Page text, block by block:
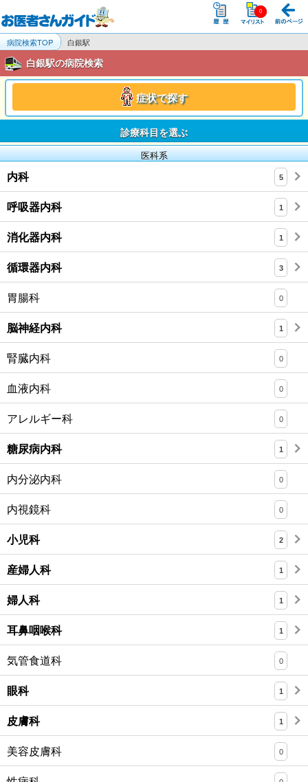
病院検索TOP 白銀駅
白銀駅の病院検索
症状で探す
診療科目を選ぶ
医科系
内科 5
呼吸器内科 1
消化器内科 1
循環器内科 3
胃腸科 0
脳神経内科 1
腎臓内科 0
血液内科 0
アレルギー科 0
糖尿病内科 1
内分泌内科 0
内視鏡科 0
小児科 2
産婦人科 1
婦人科 1
耳鼻咽喉科 1
気管食道科 0
眼科 1
皮膚科 1
美容皮膚科 0